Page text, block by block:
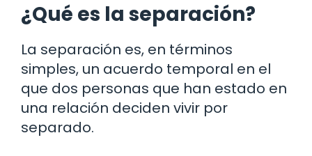
¿Qué es la separación?
La separación es, en términos
simples, un acuerdo temporal en el
que dos personas que han estado en
una relación deciden vivir por
separado.